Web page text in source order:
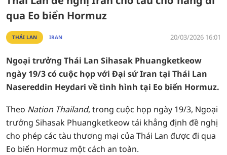
qua Eo biển Hormuz
THÁI LAN IRAN 20/03/2026 16:01
Ngoại trưởng Thái Lan Sihasak Phuangketkeow
ngày 19/3 có cuộc họp với Đại sứ Iran tại Thái Lan
Nasereddin Heydari về tình hình tại Eo biển Hormuz.
Theo Nation Thailand, trong cuộc họp ngày 19/3, Ngoại
trưởng Sihasak Phuangketkeow tái khẳng định đề nghị
cho phép các tàu thương mại của Thái Lan được đi qua
Eo biển Hormuz một cách an toàn.